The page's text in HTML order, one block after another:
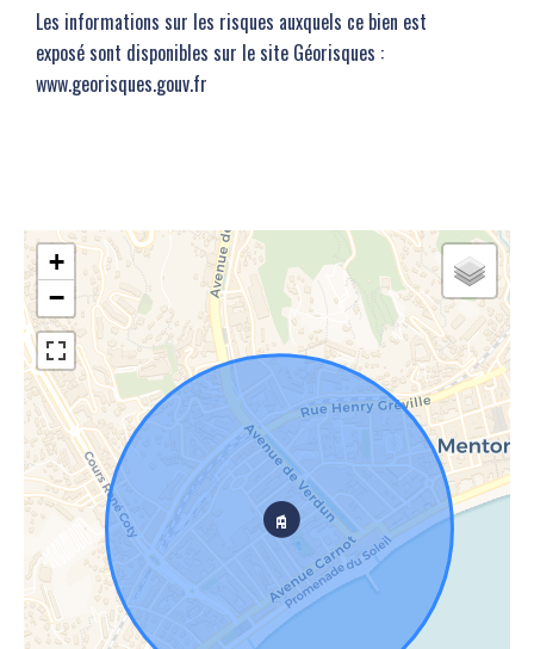
Les informations sur les risques auxquels ce bien est
exposé sont disponibles sur le site Géorisques :
www.georisques.gouv.fr
+
−